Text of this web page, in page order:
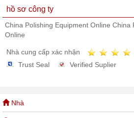
hồ sơ công ty
China Polishing Equipment Online China
Online
Nhà cung cấp xác nhận
Trust Seal
Verified Suplier
Nhà